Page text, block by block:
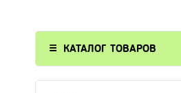
КАТАЛОГ ТОВАРОВ